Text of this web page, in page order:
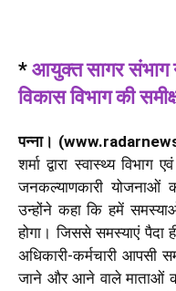
* आयुक्त सागर संभाग
विकास विभाग की
पन्ना।
शर्मा द्वारा स्वास्थ्य
जनकल्याणकारी योजनाओं
उन्होंने कहा कि हमें
होगा। जिससे समस्याएं पैदा
अधिकारी-कर्मचारी आपसी
जाने और आने वाले माताओं